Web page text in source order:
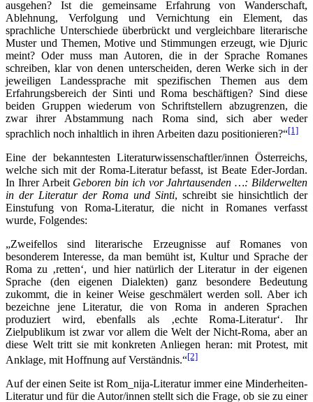
ausgehen? Ist die gemeinsame Erfahrung von Wanderschaft,
Ablehnung, Verfolgung und Vernichtung ein Element, das
sprachliche Unterschiede überbrückt und vergleichbare literarische
Muster und Themen, Motive und Stimmungen erzeugt, wie Djuric
meint? Oder muss man Autoren, die in der Sprache Romanes
schreiben, klar von denen unterscheiden, deren Werke sich in der
jeweiligen Landessprache mit spezifischen Themen aus dem
Erfahrungsbereich der Sinti und Roma beschäftigen? Sind diese
beiden Gruppen wiederum von Schriftstellern abzugrenzen, die
zwar ihrer Abstammung nach Roma sind, sich aber weder
sprachlich noch inhaltlich in ihren Arbeiten dazu positionieren?“[1]
Eine der bekanntesten Literaturwissenschaftler/innen Österreichs,
welche sich mit der Roma-Literatur befasst, ist Beate Eder-Jordan.
In Ihrer Arbeit Geboren bin ich vor Jahrtausenden …: Bilderwelten
in der Literatur der Roma und Sinti, schreibt sie hinsichtlich der
Einstufung von Roma-Literatur, die nicht in Romanes verfasst
wurde, Folgendes:
„Zweifellos sind literarische Erzeugnisse auf Romanes von
besonderem Interesse, da man bemüht ist, Kultur und Sprache der
Roma zu ‚retten‘, und hier natürlich der Literatur in der eigenen
Sprache (den eigenen Dialekten) ganz besondere Bedeutung
zukommt, die in keiner Weise geschmälert werden soll. Aber ich
bezeichne jene Literatur, die von Roma in anderen Sprachen
produziert wird, ebenfalls als ‚echte Roma-Literatur‘. Ihr
Zielpublikum ist zwar vor allem die Welt der Nicht-Roma, aber an
diese Welt tritt sie mit konkreten Anliegen heran: mit Protest, mit
Anklage, mit Hoffnung auf Verständnis.“[2]
Auf der einen Seite ist Rom_nija-Literatur immer eine Minderheiten-
Literatur und für die Autor/innen stellt sich die Frage, ob sie zu einer